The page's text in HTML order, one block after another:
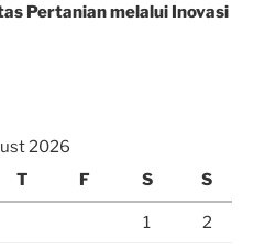
Pertanian melalui Inovasi
2026
T F S S
1 2